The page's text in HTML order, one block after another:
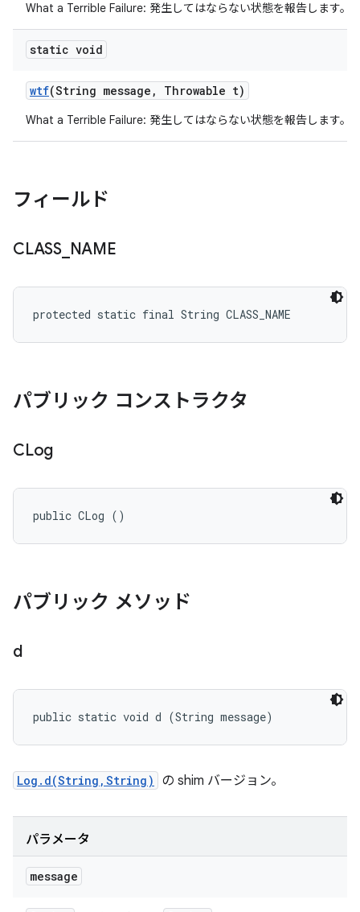
What a Terrible Failure: 発生してはならない状態を報告します。
static void
wtf(String message , Throwable t)
What a Terrible Failure: 発生してはならない状態を報告します。
フィールド
CLASS_ NAME
protected static final String CLASS_NAME
パブリック コンストラクタ
CLog
public CLog ()
パブリック メソッド
d
public static void d (String message)
Log.d(String,String) の shim バージョン。
パラメータ
message